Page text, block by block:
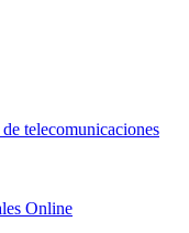
telecomunicaciones
Online